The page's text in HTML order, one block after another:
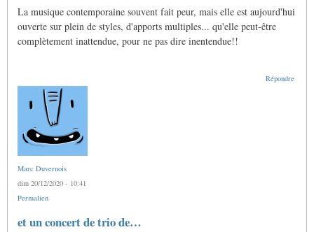
Petites
en
attendant
Jacques
La musique contemporaine souvent fait peur, mais elle est aujourd'hui
ouverte sur plein de styles, d'apports multiples... qu'elle peut-être
complètement inattendue, pour ne pas dire inentendue!!
Répondre
Marc Duvernois
dim 20/12/2020 - 10:41
Permalien
et un concert de trio de…